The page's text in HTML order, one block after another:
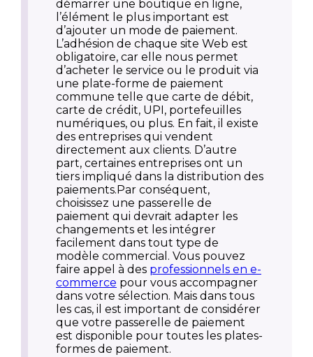
démarrer une boutique en ligne,
l’élément le plus important est
d’ajouter un mode de paiement.
L’adhésion de chaque site Web est
obligatoire, car elle nous permet
d’acheter le service ou le produit via
une plate-forme de paiement
commune telle que carte de débit,
carte de crédit, UPI, portefeuilles
numériques, ou plus. En fait, il existe
des entreprises qui vendent
directement aux clients. D’autre
part, certaines entreprises ont un
tiers impliqué dans la distribution des
paiements.Par conséquent,
choisissez une passerelle de
paiement qui devrait adapter les
changements et les intégrer
facilement dans tout type de
modèle commercial. Vous pouvez
faire appel à des professionnels en e-
commerce pour vous accompagner
dans votre sélection. Mais dans tous
les cas, il est important de considérer
que votre passerelle de paiement
est disponible pour toutes les plates-
formes de paiement.